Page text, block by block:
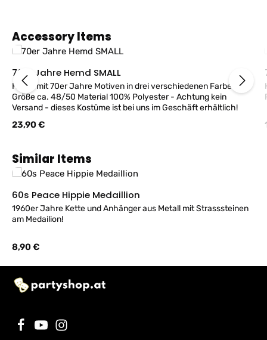
Produktgalerie überspringen
Accessory Items
70er Jahre Hemd SMALL
Hemd mit 70er Jahre Motiven in drei verschiedenen Farben
Größe ca. 48/50 Material 100% Polyester - Achtung kein
Versand - dieses Kostüme ist bei uns im Geschäft erhältlich!
Regulärer Preis:
23,90 €
Produktgalerie überspringen
Similar Items
60s Peace Hippie Medaillion
1960er Jahre Kette und Anhänger aus Metall mit Strasssteinen
am Medailion!
Regulärer Preis:
8,90 €